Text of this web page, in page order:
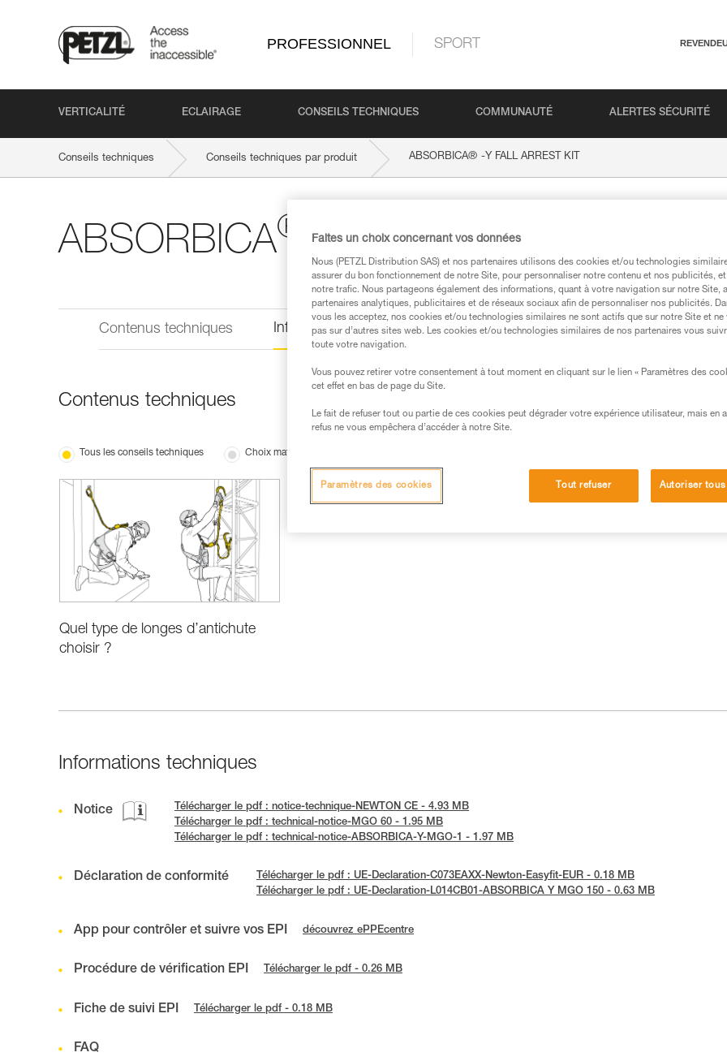
PROFESSIONNEL SPORT
VERTICALITÉ ECLAIRAGE CONSEILS TECHNIQUES COMMUNAUTÉ ALERTES SÉCURITÉ
Conseils techniques Conseils techniques par produit ABSORBICA® -Y FALL ARREST KIT
ABSORBICA® -Y FALL ARREST KIT
Contenus techniques Informations techniques
Contenus techniques
Tous les conseils techniques Choix matériel
Quel type de longes d’antichute
choisir ?
Informations techniques
Notice
Télécharger le pdf : notice-technique-NEWTON CE - 4.93 MB
Télécharger le pdf : technical-notice-MGO 60 - 1.95 MB
Télécharger le pdf : technical-notice-ABSORBICA-Y-MGO-1 - 1.97 MB
Déclaration de conformité
Télécharger le pdf : UE-Declaration-C073EAXX-Newton-Easyfit-EUR - 0.18 MB
Télécharger le pdf : UE-Declaration-L014CB01-ABSORBICA Y MGO 150 - 0.63 MB
App pour contrôler et suivre vos EPI découvrez ePPEcentre
Procédure de vérification EPI Télécharger le pdf - 0.26 MB
Fiche de suivi EPI Télécharger le pdf - 0.18 MB
FAQ
Faites un choix concernant vos données
Nous (PETZL Distribution SAS) et nos partenaires utilisons des cookies et/ou technologies
assurer du bon fonctionnement de notre Site, pour personnaliser notre contenu et nos publicités,
notre trafic. Nous partageons également des informations, quant à votre navigation sur notre Site,
partenaires analytiques, publicitaires et de réseaux sociaux afin de personnaliser nos publicités.
vous les acceptez, nos cookies et/ou technologies similaires ne sont actifs que sur notre Site et ne
pas sur d’autres sites web. Les cookies et/ou technologies similaires de nos partenaires vous
toute votre navigation.
Vous pouvez retirer votre consentement à tout moment en cliquant sur le lien « Paramètres des
cet effet en bas de page du Site.
Le fait de refuser tout ou partie de ces cookies peut dégrader votre expérience utilisateur, mais en
refus ne vous empêchera d’accéder à notre Site.
Tout refuser Autoriser
Paramètres des cookies